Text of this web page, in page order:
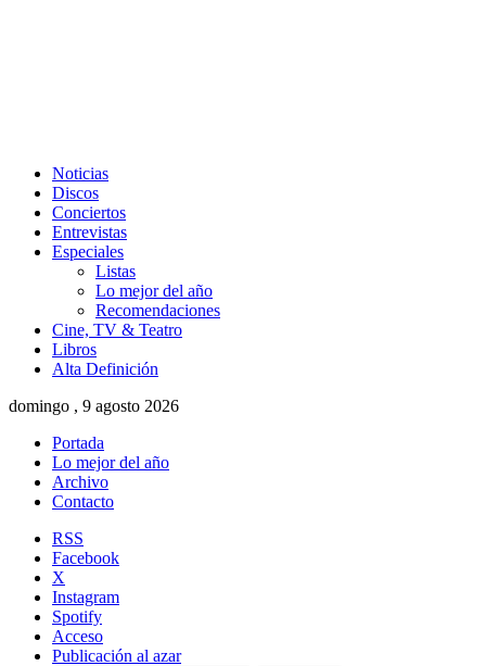
Noticias
Discos
Conciertos
Entrevistas
Especiales
Listas
Lo mejor del año
Recomendaciones
Cine, TV & Teatro
Libros
Alta Definición
domingo , 9 agosto 2026
Portada
Lo mejor del año
Archivo
Contacto
RSS
Facebook
X
Instagram
Spotify
Acceso
Publicación al azar